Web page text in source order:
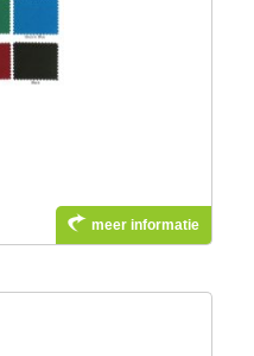
meer informatie